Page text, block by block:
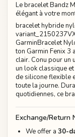
Le bracelet Bandz
élégant à votre
bracelet hybride
GarminBracelet
ton Garmin Fenix 3
clair. Conu pour un
un look classique
de silicone flexible
toute la journe.
quotidiennes, ce
Exchange/Return
We offer a 30-